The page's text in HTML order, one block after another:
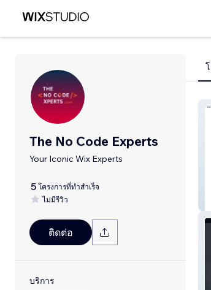
The No Code Experts
Your Iconic Wix Experts
5 โครงการที่ทำสำเร็จ
ไม่มีรีวิว
ติดต่อ
บริการ